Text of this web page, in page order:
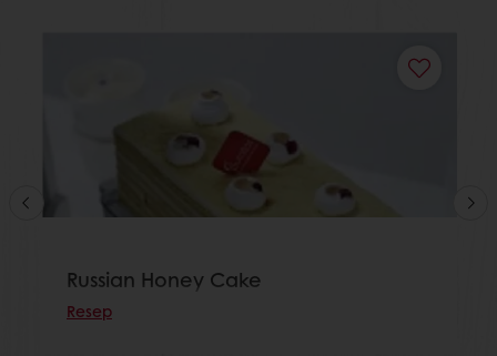
Russian Honey Cake
Resep